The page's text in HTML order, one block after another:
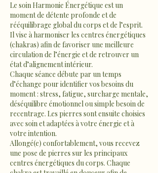
Le soin Harmonie Énergétique est un
moment de détente profonde et de
rééquilibrage global du corps et de l’esprit.
Il vise à harmoniser les centres énergétiques
(chakras) afin de favoriser une meilleure
circulation de l’énergie et de retrouver un
état d’alignement intérieur.
Chaque séance débute par un temps
d’échange pour identifier vos besoins du
moment : stress, fatigue, surcharge mentale,
déséquilibre émotionnel ou simple besoin de
recentrage. Les pierres sont ensuite choisies
avec soin et adaptées à votre énergie et à
votre intention.
Allongé(e) confortablement, vous recevez
une pose de pierres sur les principaux
centres énergétiques du corps. Chaque